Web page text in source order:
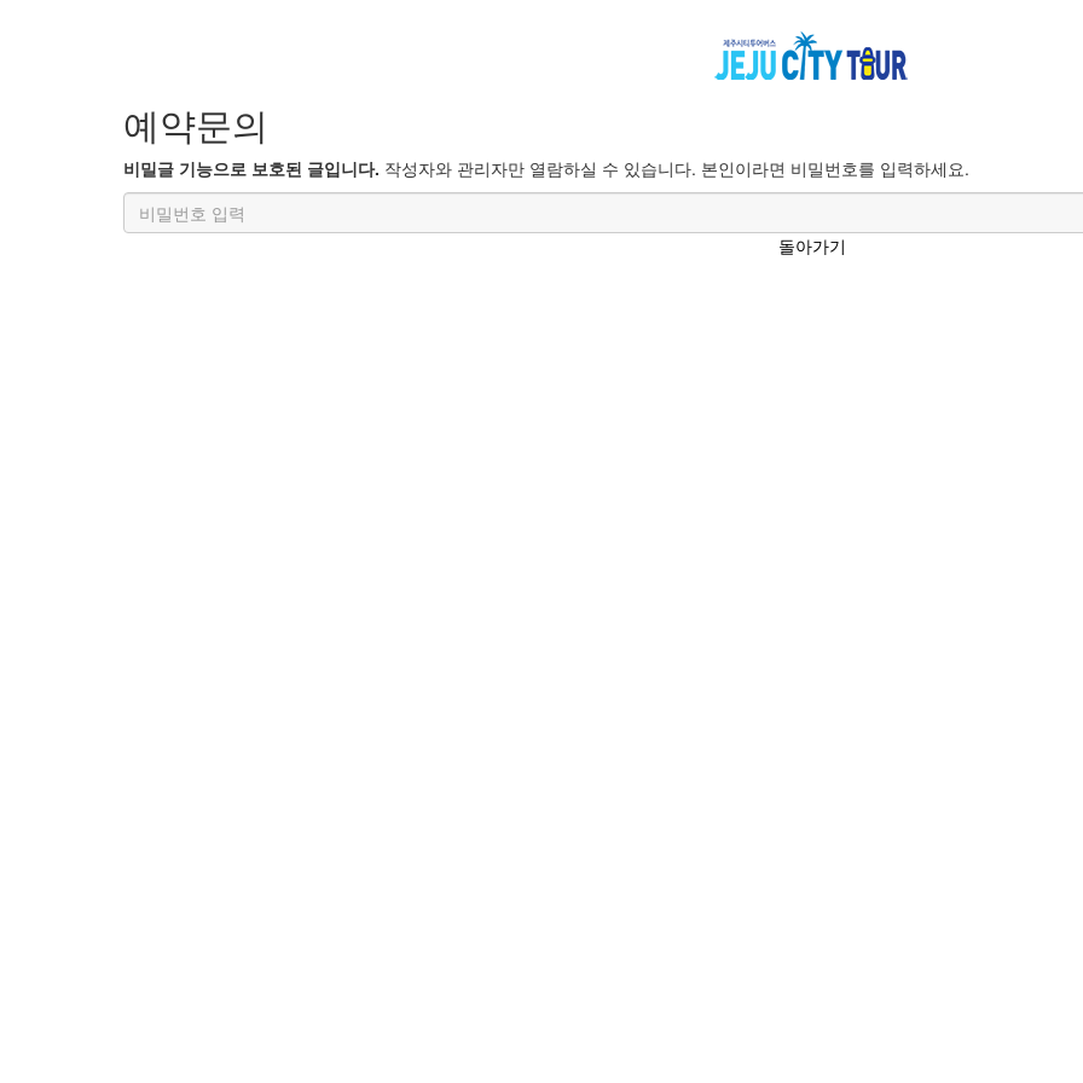
예약문의
비밀글 기능으로 보호된 글입니다. 작성자와 관리자만 열람하실 수 있습니다. 본인이라면 비밀번호를 입력하세요.
돌아가기